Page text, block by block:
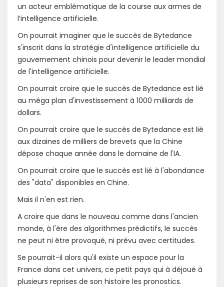
un acteur emblématique de la course aux armes de
l’intelligence artificielle.
On pourrait imaginer que le succès de Bytedance
s'inscrit dans la stratégie d'intelligence artificielle du
gouvernement chinois pour devenir le leader mondial
de l'intelligence artificielle.
On pourrait croire que le succès de Bytedance est lié
au méga plan d'investissement à 1000 milliards de
dollars.
On pourrait croire que le succès de Bytedance est lié
aux dizaines de milliers de brevets que la Chine
dépose chaque année dans le domaine de l'IA.
On pourrait croire que le succès est lié à l'abondance
des "data" disponibles en Chine.
Mais il n'en est rien.
A croire que dans le nouveau comme dans l'ancien
monde, à l'ère des algorithmes prédictifs, le succès
ne peut ni être provoqué, ni prévu avec certitudes.
Se pourrait-il alors qu'il existe un espace pour la
France dans cet univers, ce petit pays qui à déjoué à
plusieurs reprises de son histoire les pronostics.